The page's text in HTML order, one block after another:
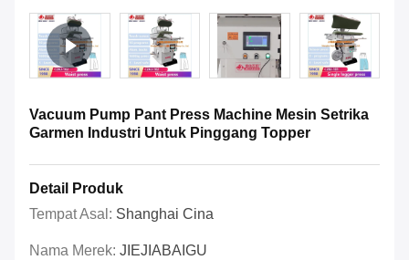
Vacuum Pump Pant Press Machine Mesin Setrika
Garmen Industri Untuk Pinggang Topper
Detail Produk
Tempat Asal: Shanghai Cina
Nama Merek: JIEJIABAIGU